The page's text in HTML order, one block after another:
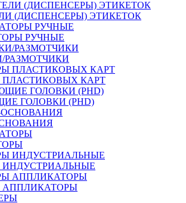
(ДИСПЕНСЕРЫ) ЭТИКЕТОК
РУЧНЫЕ
РАЗМОТЧИКИ
ПЛАСТИКОВЫХ КАРТ
ГОЛОВКИ (PHD)
ИНДУСТРИАЛЬНЫЕ
АППЛИКАТОРЫ